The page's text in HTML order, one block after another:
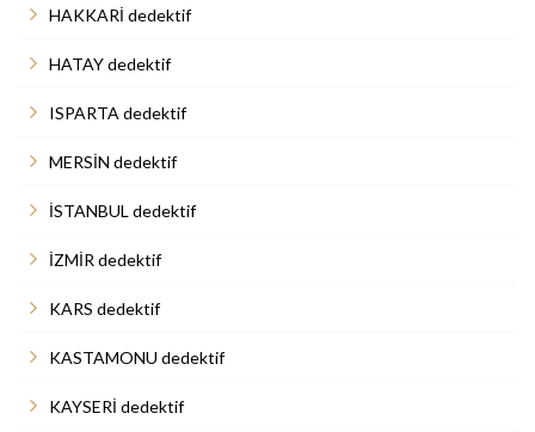
HAKKARİ dedektif
HATAY dedektif
ISPARTA dedektif
MERSİN dedektif
İSTANBUL dedektif
İZMİR dedektif
KARS dedektif
KASTAMONU dedektif
KAYSERİ dedektif